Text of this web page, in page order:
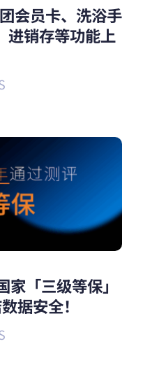
会员卡、洗浴手
进销存等功能上
「三级等保」
据安全！